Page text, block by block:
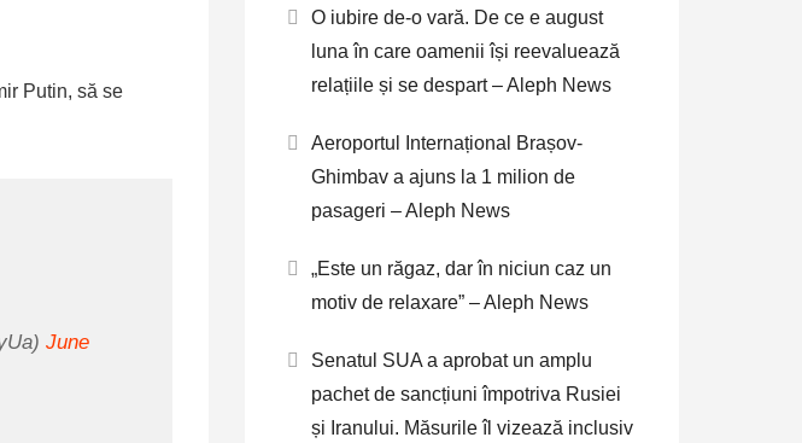
Putin, să se
June
O iubire de-o vară. De ce e august
luna în care oamenii își reevaluează
relațiile și se despart – Aleph News
Aeroportul Internațional Brașov-
Ghimbav a ajuns la 1 milion de
pasageri – Aleph News
„Este un răgaz, dar în niciun caz un
motiv de relaxare” – Aleph News
Senatul SUA a aprobat un amplu
pachet de sancțiuni împotriva Rusiei
și Iranului. Măsurile îl vizează inclusiv